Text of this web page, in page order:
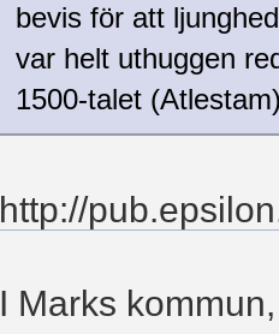
bevis för att
var helt uthuggen
1500-talet
http://
I Marks